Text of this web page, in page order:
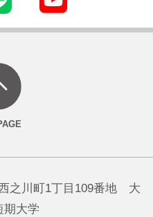
之川町1丁目109番地 大
期大学